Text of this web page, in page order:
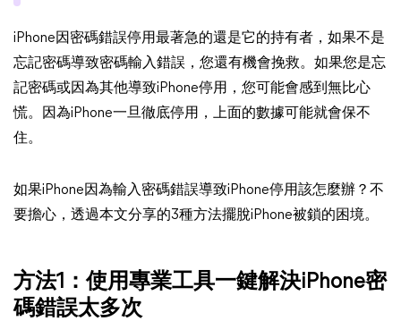
iPhone因密碼錯誤停用最著急的還是它的持有者，如果不是
忘記密碼導致密碼輸入錯誤，您還有機會挽救。如果您是忘
記密碼或因為其他導致iPhone停用，您可能會感到無比心
慌。因為iPhone一旦徹底停用，上面的數據可能就會保不
住。
如果iPhone因為輸入密碼錯誤導致iPhone停用該怎麼辦？不
要擔心，透過本文分享的3種方法擺脫iPhone被鎖的困境。
方法1：使用專業工具一鍵解決iPhone密
碼錯誤太多次